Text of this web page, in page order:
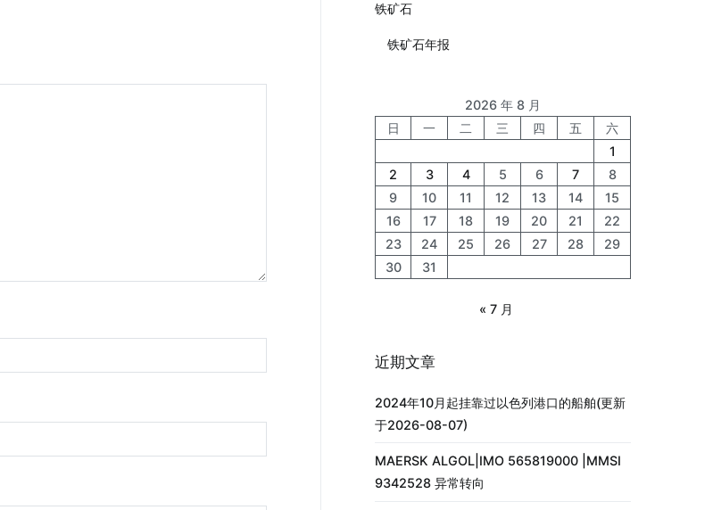
铁矿石
铁矿石年报
2026 年 8 月
日
一 二 三 四 五
六
1
2
3 4 5 6 7
8
9
10 11 12 13 14
15
16
17 18 19 20 21
22
23
24 25 26 27 28
29
30
31
« 7 月
近期文章
2024年10月起挂靠过以色列港口的船舶(更新
于2026-08-07)
MAERSK ALGOL|IMO 565819000 |MMSI
9342528 异常转向